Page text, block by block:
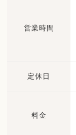
営業時間
定休日
料金